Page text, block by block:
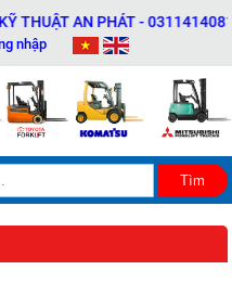
AN PHÁT - 0311414081
nhập